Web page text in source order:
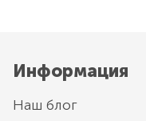
Информация
Наш блог